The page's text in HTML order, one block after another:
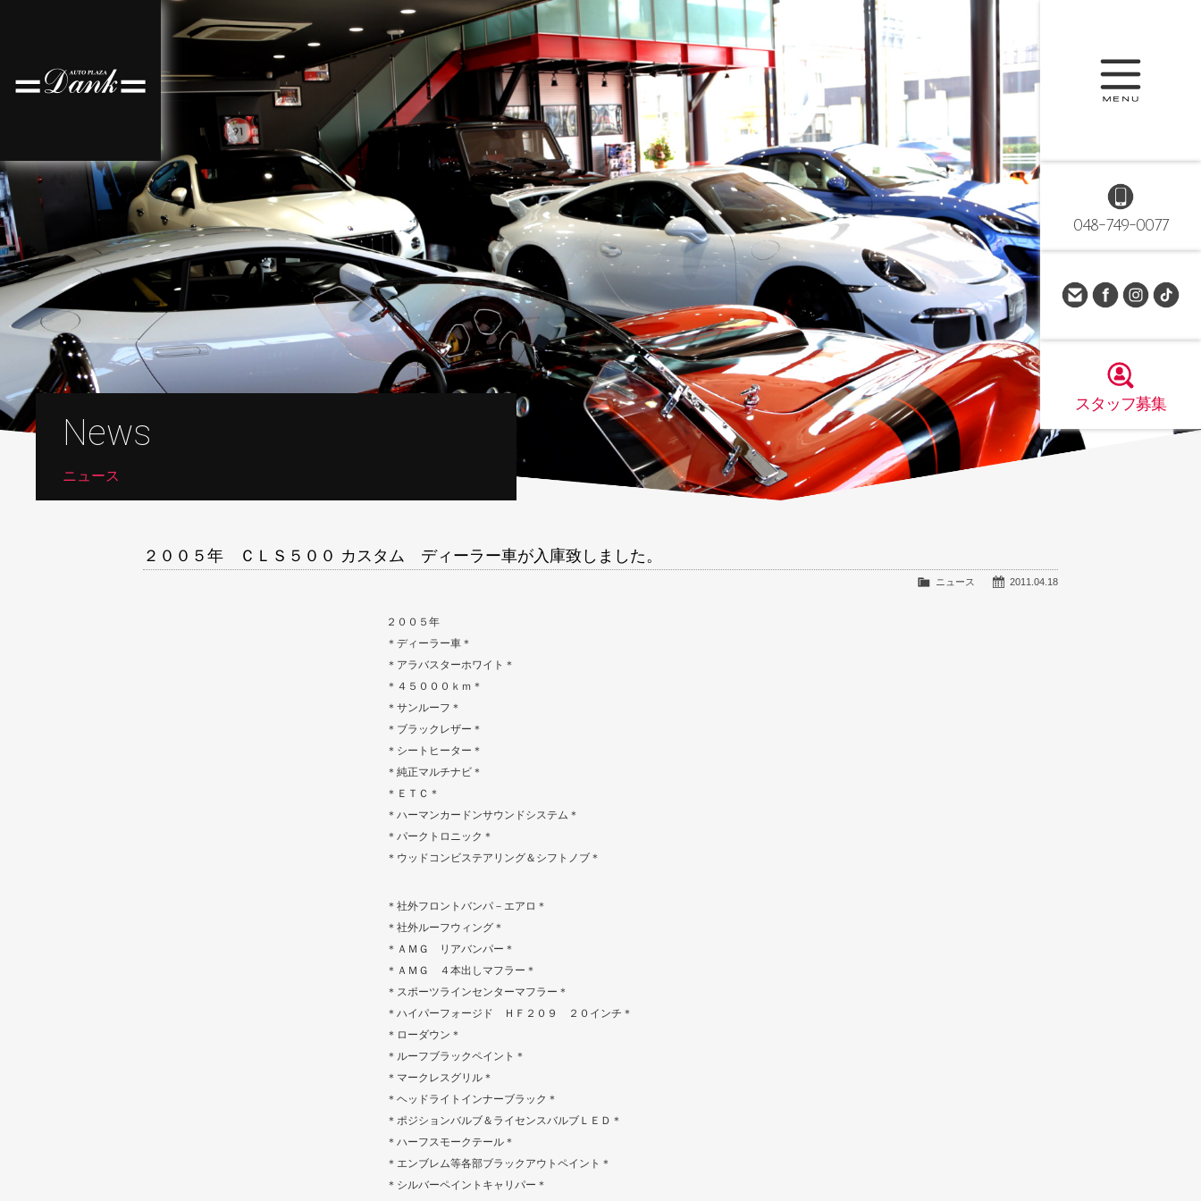
048-749-0077
スタッフ募集
News
ニュース
２００５年 ＣＬＳ５００ カスタム ディーラー車が入庫致しました。
2011.04.18
ニュース
２００５年
＊ディーラー車＊
＊アラバスターホワイト＊
＊４５０００ｋｍ＊
＊サンルーフ＊
＊ブラックレザー＊
＊シートヒーター＊
＊純正マルチナビ＊
＊ＥＴＣ＊
＊ハーマンカードンサウンドシステム＊
＊パークトロニック＊
＊ウッドコンビステアリング＆シフトノブ＊
＊社外フロントバンパ－エアロ＊
＊社外ルーフウィング＊
＊ＡＭＧ リアバンパー＊
＊ＡＭＧ ４本出しマフラー＊
＊スポーツラインセンターマフラー＊
＊ハイパーフォージド ＨＦ２０９ ２０インチ＊
＊ローダウン＊
＊ルーフブラックペイント＊
＊マークレスグリル＊
＊ヘッドライトインナーブラック＊
＊ポジションバルブ＆ライセンスバルブＬＥＤ＊
＊ハーフスモークテール＊
＊エンブレム等各部ブラックアウトペイント＊
＊シルバーペイントキャリパー＊